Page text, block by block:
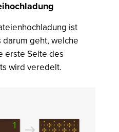
ist
geht, welche
erste Seite des
wird veredelt.